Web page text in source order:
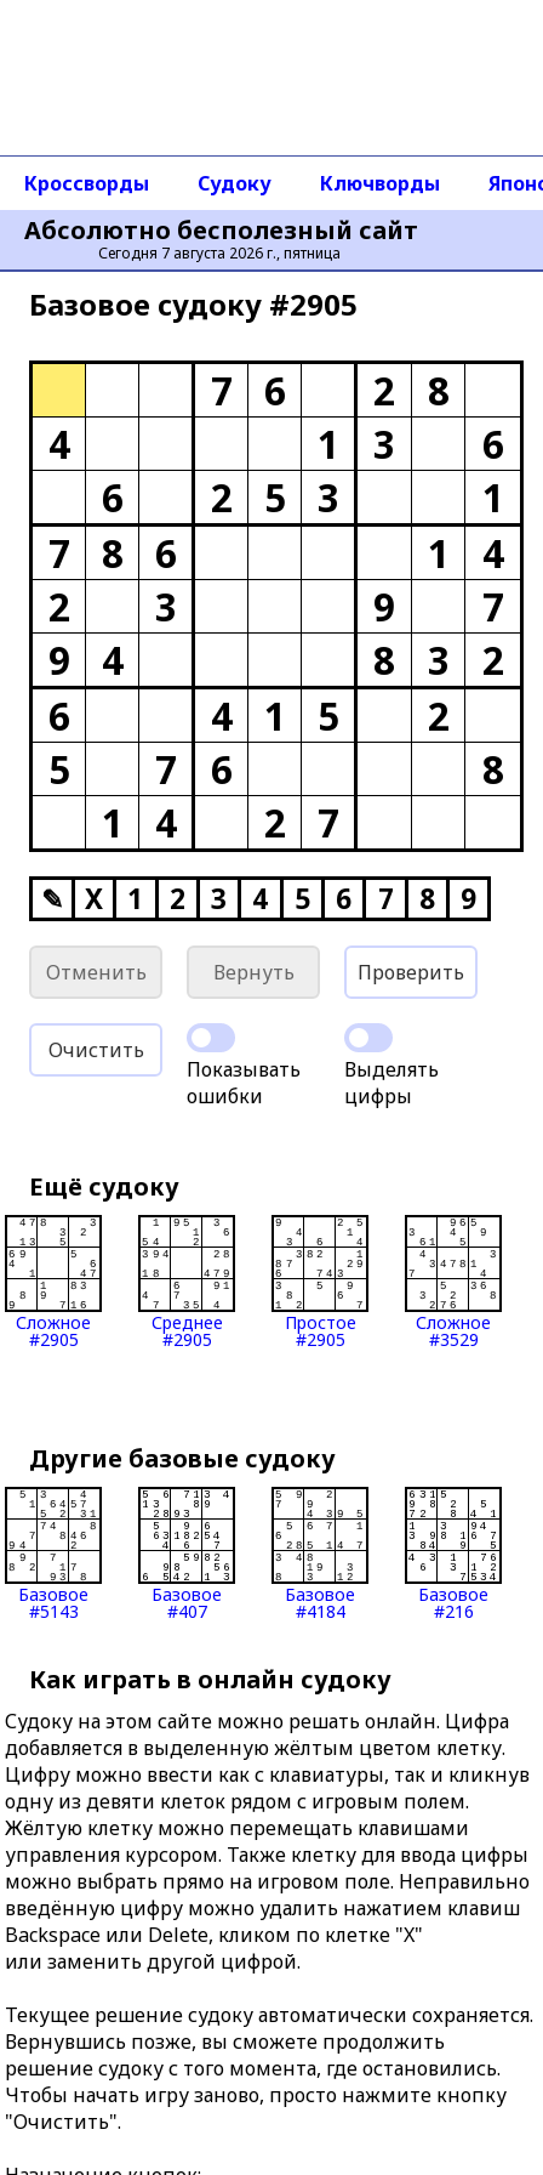
Абсолютно бесполезный сайт
Сегодня 7 августа 2026 г., пятница
Кроссворды Судоку Ключворды
Базовое cудоку #2905
7 6 2
8
4
1 3
6
6
2 5 3
1
7
8 6 1
4
2
3 9
7
9
4 8 3
2
6
4 1 5
2
5
7 6
8
1
4 2 7
✎ X 1 2 3 4 5 6 7 8 9
Отменить Вернуть Проверить
Очистить
Показывать
ошибки
Выделять
цифры
Ещё судоку
Сложное
#2905
Среднее
#2905
Простое
#2905
Сложное
#3529
Другие базовые судоку
Базовое
#5143
Базовое
#407
Базовое
#4184
Базовое
#216
Как играть в онлайн судоку
Судоку на этом сайте можно решать онлайн. Цифра
добавляется в выделенную жёлтым цветом клетку.
Цифру можно ввести как с клавиатуры, так и кликнув
одну из девяти клеток рядом с игровым полем.
Жёлтую клетку можно перемещать клавишами
управления курсором. Также клетку для ввода цифры
можно выбрать прямо на игровом поле. Неправильно
введённую цифру можно удалить нажатием клавиш
Backspace или Delete, кликом по клетке "X"
или заменить другой цифрой.
Текущее решение судоку автоматически сохраняется.
Вернувшись позже, вы сможете продолжить
решение судоку с того момента, где остановились.
Чтобы начать игру заново, просто нажмите кнопку
"Очистить".